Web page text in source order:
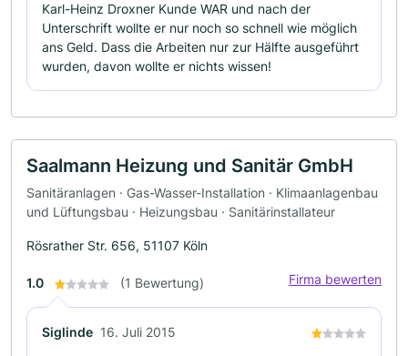
Karl-Heinz Droxner Kunde WAR und nach der
Unterschrift wollte er nur noch so schnell wie möglich
ans Geld. Dass die Arbeiten nur zur Hälfte ausgeführt
wurden, davon wollte er nichts wissen!
Saalmann Heizung und Sanitär GmbH
Sanitäranlagen · Gas-Wasser-Installation · Klimaanlagenbau
und Lüftungsbau · Heizungsbau · Sanitärinstallateur
Rösrather Str. 656, 51107 Köln
1.0 (1 Bewertung) Firma bewerten
Siglinde 16. Juli 2015